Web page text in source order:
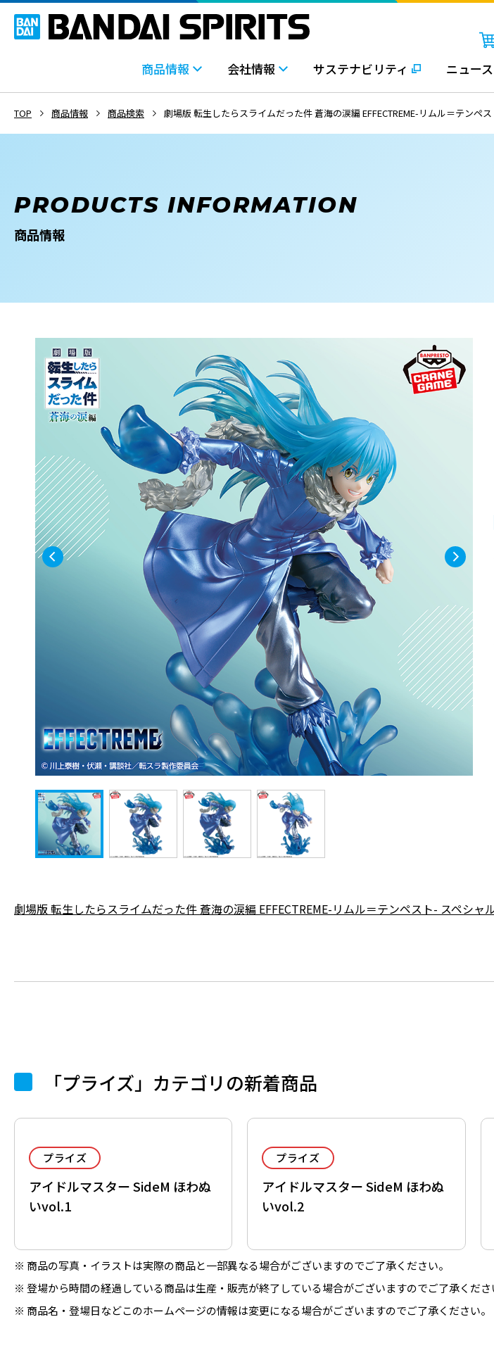
商品情報 会社情報 サステナビリティ ニュー
TOP 商品情報 商品検索 劇場版 転生したらスライムだった件 蒼海の涙編 EFFECTREME-リムル＝テンペ
PRODUCTS INFORMATION
商品情報
劇場版 転生したらスライムだった件 蒼海の涙編 EFFECTREME-リムル＝テンペスト- スペシャ
「プライズ」カテゴリの新着商品
プライズ
アイドルマスター SideM ほわぬ
いvol.1
プライズ
アイドルマスター SideM ほわぬ
いvol.2
商品の写真・イラストは実際の商品と一部異なる場合がございますのでご了承ください。
登場から時間の経過している商品は生産・販売が終了している場合がございますのでご了承くださ
商品名・登場日などこのホームページの情報は変更になる場合がございますのでご了承ください。